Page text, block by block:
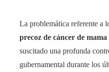
La problemática referente a
precoz de cáncer de mama
suscitado una profunda
gubernamental durante los